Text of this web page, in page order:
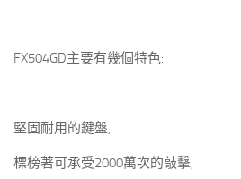
FX504GD主要有幾個特色:
堅固耐用的鍵盤,
標榜著可承受2000萬次的敲擊,